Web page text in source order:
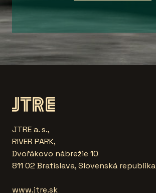
JTRE a. s.,
RIVER PARK,
Dvořákovo nábrežie 10
811 02 Bratislava, Slovenská republika
www.jtre.sk